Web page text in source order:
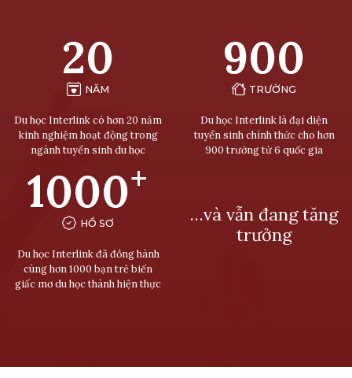
20
NĂM
Du học Interlink có hơn 20 năm
kinh nghiệm hoạt động trong
ngành tuyển sinh du học
900
TRƯỜNG
Du học Interlink là đại diện
tuyển sinh chính thức cho hơn
900 trường từ 6 quốc gia
1000+
HỒ SƠ
Du học Interlink đã đồng hành
cùng hơn 1000 bạn trẻ biến
giấc mơ du học thành hiện thực
…và vẫn đang tăng
trưởng